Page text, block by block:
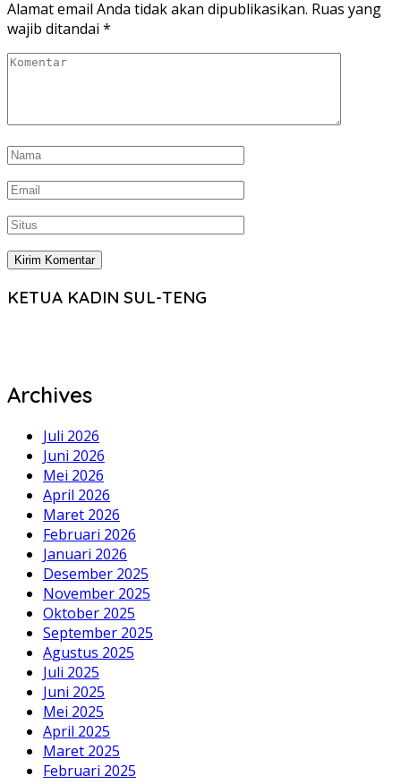
Alamat email Anda tidak akan dipublikasikan. Ruas yang
wajib ditandai *
KETUA KADIN SUL-TENG
Archives
Juli 2026
Juni 2026
Mei 2026
April 2026
Maret 2026
Februari 2026
Januari 2026
Desember 2025
November 2025
Oktober 2025
September 2025
Agustus 2025
Juli 2025
Juni 2025
Mei 2025
April 2025
Maret 2025
Februari 2025